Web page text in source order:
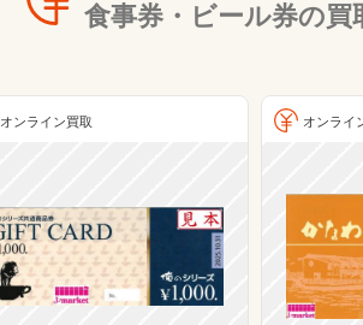
食事券・ビール券の買
オンライン買取 オンライ